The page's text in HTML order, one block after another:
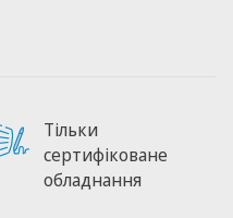
Тільки
сертифіковане
обладнання